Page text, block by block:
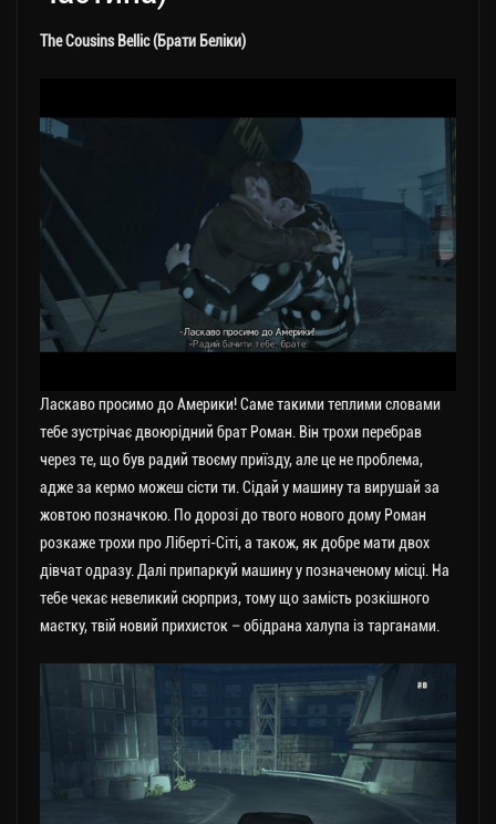
The Cousins Bellic (Брати Беліки)
Ласкаво просимо до Америки! Саме такими теплими словами
тебе зустрічає двоюрідний брат Роман. Він трохи перебрав
через те, що був радий твоєму приїзду, але це не проблема,
адже за кермо можеш сісти ти. Сідай у машину та вирушай за
жовтою позначкою. По дорозі до твого нового дому Роман
розкаже трохи про Ліберті-Сіті, а також, як добре мати двох
дівчат одразу. Далі припаркуй машину у позначеному місці. На
тебе чекає невеликий сюрприз, тому що замість розкішного
маєтку, твій новий прихисток – обідрана халупа із тарганами.